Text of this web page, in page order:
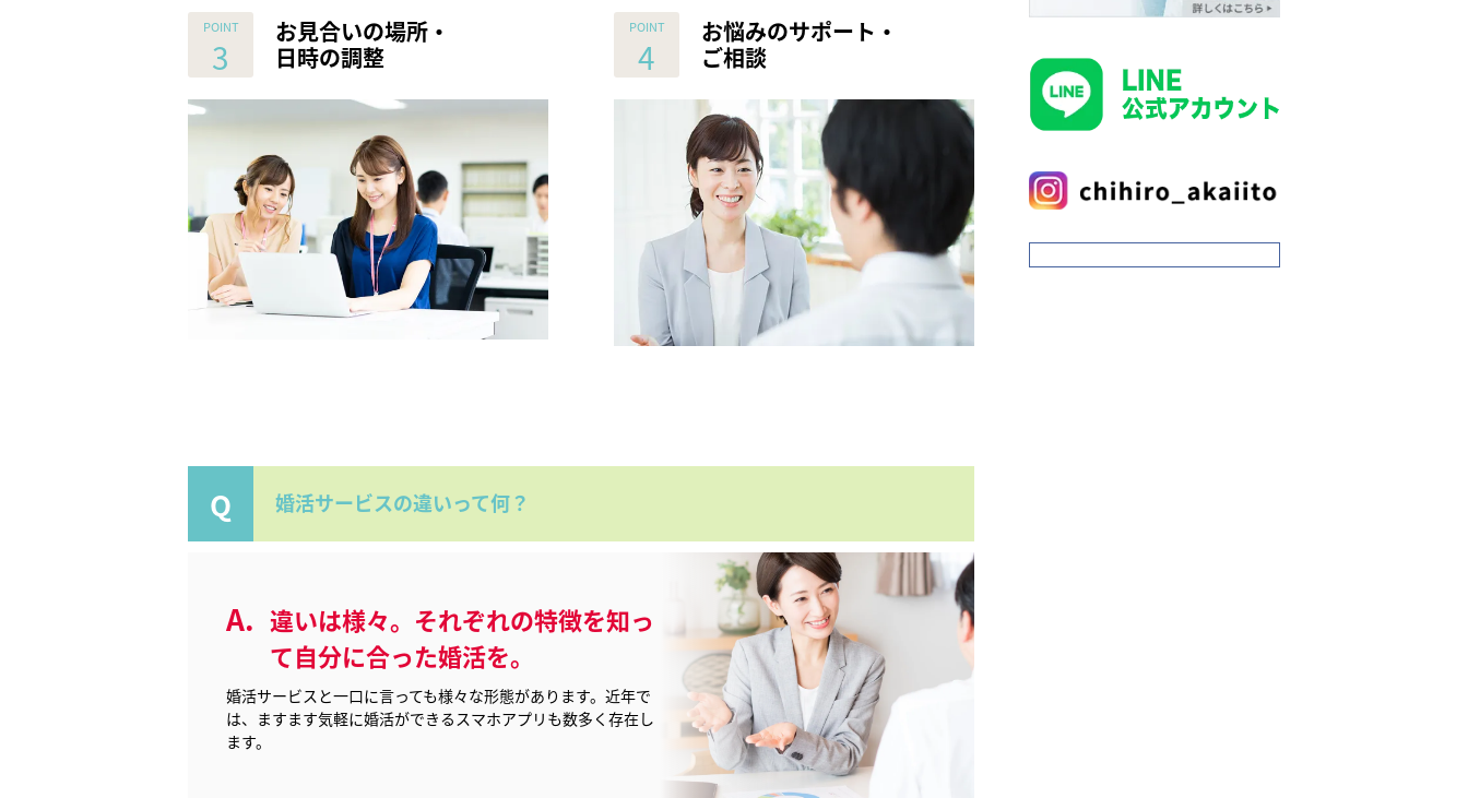
お見合いの場所・
日時の調整
お悩みのサポート・
ご相談
婚活サービスの違いって何？
違いは様々。それぞれの特徴を知っ
て自分に合った婚活を。
婚活サービスと一口に言っても様々な形態があります。近年で
は、ますます気軽に婚活ができるスマホアプリも数多く存在し
ます。